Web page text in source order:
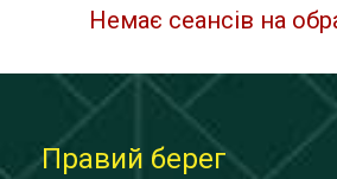
Немає сеансів на
Правий берег